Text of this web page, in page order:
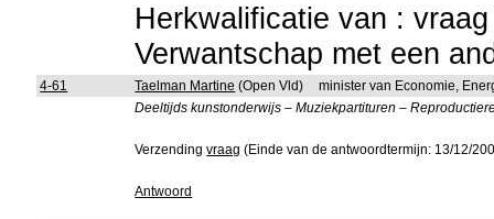
Herkwalificatie van :
Verwantschap met een
4-61 Taelman Martine (Open Vld)
minister van Economie,
Deeltijds kunstonderwijs – Muziekpartituren –
Verzendingvraag (Einde van de antwoordtermijn: 13/12/
Antwoord